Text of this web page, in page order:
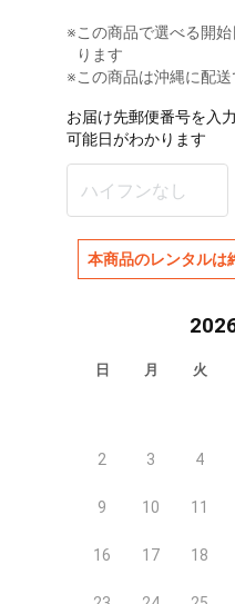
※この商品で選べる開
ります
※この商品は沖縄に配
お届け先郵便番号を入
可能日がわかります
本商品のレンタルは
日 月 火
2 3 4
9 10 11
16 17 18